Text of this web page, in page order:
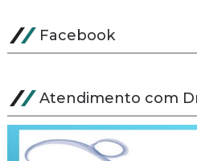
Facebook
Atendimento com